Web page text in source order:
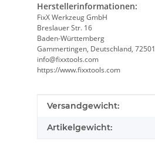
Herstellerinformationen:
FixX Werkzeug GmbH
Breslauer Str. 16
Baden-Württemberg
Gammertingen, Deutschland, 72501
info@fixxtools.com
https://www.fixxtools.com
Produkteigenschaft
Wert
Versandgewicht:
Artikelgewicht: